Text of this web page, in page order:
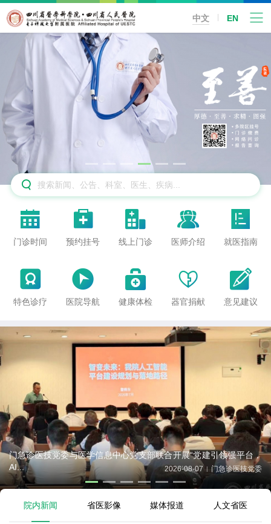
中文 EN


门诊时间

预约挂号

线上门诊

医师介绍

就医指南

特色诊疗

医院导航

健康体检

器官捐献

意见建议
门急诊医技党委与医学信息中心党支部联合开展“党建引领强平台，
AI...
2026-08-07 | 门急诊医技党委
院内新闻 省医影像 媒体报道 人文省医